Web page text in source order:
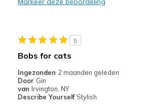
Casual Wear
Sizing
Feels true to size
View On Shoes
5
Bobs for cats
Ingezonden 2 maanden geleden
Door Gin
van Irvington, NY
Describe Yourself Stylish